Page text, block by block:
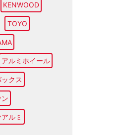
KENWOOD
TOYO
アルミホイール
クス
ルミ